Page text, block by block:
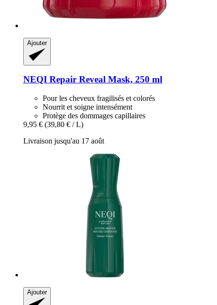
Ajouter
NEQI Repair Reveal Mask, 250 ml
Pour les cheveux fragilisés et colorés
Nourrit et soigne intensément
Protège des dommages capillaires
9,95 € (39,80 € / L)
Livraison jusqu'au 17 août
Ajouter